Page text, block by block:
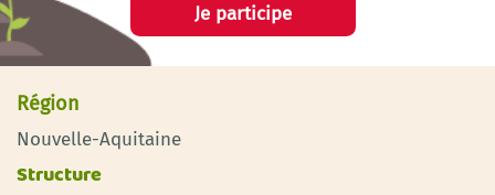
Je participe
Région
Nouvelle-Aquitaine
Structure